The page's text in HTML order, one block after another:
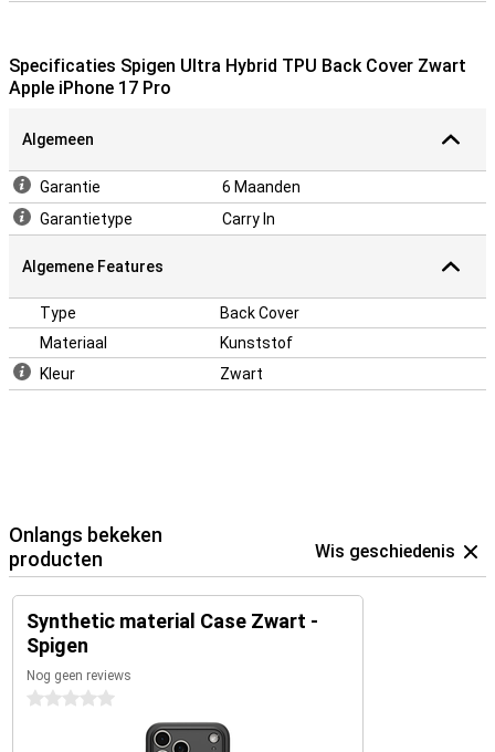
Specificaties Spigen Ultra Hybrid TPU Back Cover Zwart
Apple iPhone 17 Pro
Algemeen
Garantie
6 Maanden
Garantietype
Carry In
Algemene Features
Type
Back Cover
Materiaal
Kunststof
Kleur
Zwart
Onlangs bekeken
producten
Wis geschiedenis
Synthetic material Case Zwart -
Spigen
Nog geen reviews
0 sterren